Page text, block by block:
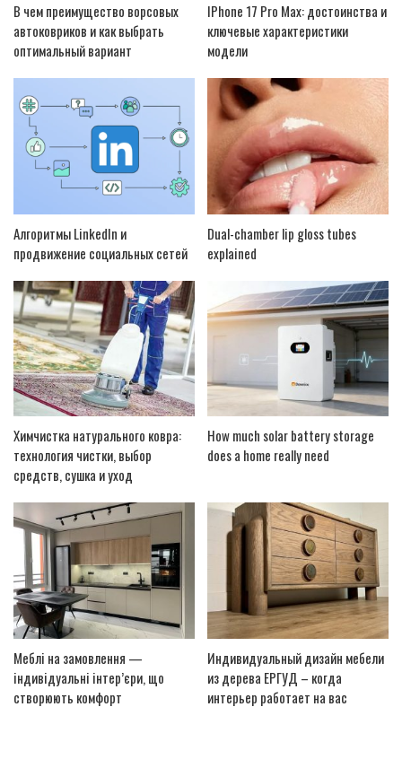
В чем преимущество ворсовых
автоковриков и как выбрать
оптимальный вариант
IPhone 17 Pro Max: достоинства и
ключевые характеристики
модели
Алгоритмы LinkedIn и
продвижение социальных сетей
Dual-chamber lip gloss tubes
explained
Химчистка натурального ковра:
технология чистки, выбор
средств, сушка и уход
How much solar battery storage
does a home really need
Меблі на замовлення —
індивідуальні інтер’єри, що
створюють комфорт
Индивидуальный дизайн мебели
из дерева ЕРГУД – когда
интерьер работает на вас